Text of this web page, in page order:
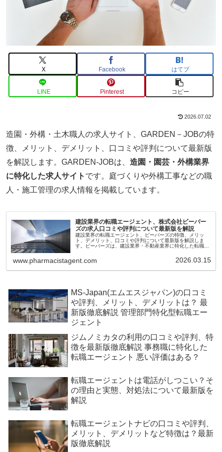
X Facebook はてブ
LINE Pinterest コピー
2026.07.02
造園・外構・土木職人の求人サイト、GARDEN－JOBの特
徴、メリット、デメリット、口コミや評判について最新版
を解説します。GARDEN-JOBは、 造園・園芸・外構業界
に特化した求人サイト です。庭づくりや外構工事などの職
人・施工管理の求人情報を掲載しています。
建設業界の転職エージェント、株式会社ビーバー
ズの求人口コミや評判について最新版を解説
建設業界の転職エージェント、ビーバーズの特徴、メリッ
ト、デメリット、口コミや評判について最新版を解説しま
す。ビーバーズは、建設業界・不動産業界に特化した転職エ
業をマッチングするだけでなく、働き方やキャリア設計の相
談まで一貫してサポートします。
www.pharmacistagent.com 2026.03.15
MS-Japan(エムエスジャパン)の口コミ
や評判、メリット、デメリットは？ 最
新版徹底解説 管理部門特化型転職エー
ジェント
ジムノミカタの利用の口コミや評判、特
徴を最新版徹底解説 事務職に特化した
転職エージェント 悪い評価はある？
転職エージェントは電話がしつこい？そ
の理由と実態、対処法について最新版を
解説
転職エージェントナビの口コミや評判、
メリット、デメリットなど特徴は？最新
版徹底解説